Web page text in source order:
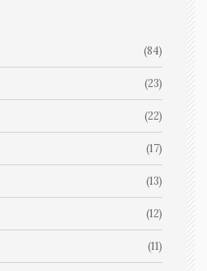
(84)
(23)
(22)
(17)
(13)
(12)
(11)